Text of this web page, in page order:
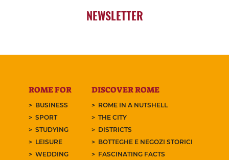
NEWSLETTER
ROME FOR
BUSINESS
SPORT
STUDYING
LEISURE
WEDDING
DISCOVER ROME
ROME IN A NUTSHELL
THE CITY
DISTRICTS
BOTTEGHE E NEGOZI STORICI
FASCINATING FACTS